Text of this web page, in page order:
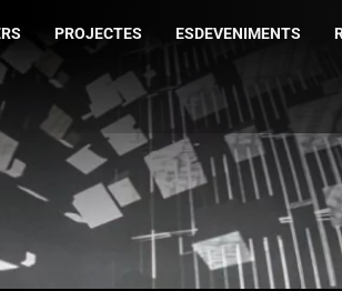
PROJECTES ESDEVENIMENTS